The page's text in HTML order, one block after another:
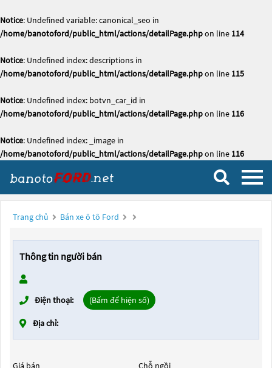
Notice: Undefined variable: canonical_seo in
/home/banotoford/public_html/actions/detailPage.phpon line 114
Notice: Undefined index: descriptions in
/home/banotoford/public_html/actions/detailPage.phpon line 115
Notice: Undefined index: botvn_car_id in
/home/banotoford/public_html/actions/detailPage.phpon line 116
Notice: Undefined index: _image in
/home/banotoford/public_html/actions/detailPage.phpon line 116
Trang chủ Bán xe ô tô Ford
Thông tin người bán
Điện thoại: (Bấm để hiện số)
Địa chỉ:
Giá bán Chỗ ngồi